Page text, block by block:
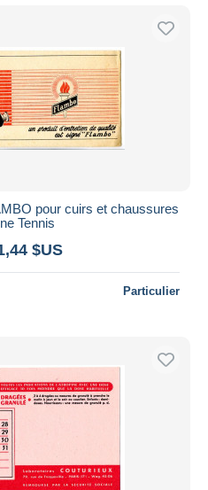
pour cuirs et chaussures
Tennis
$US
Particulier